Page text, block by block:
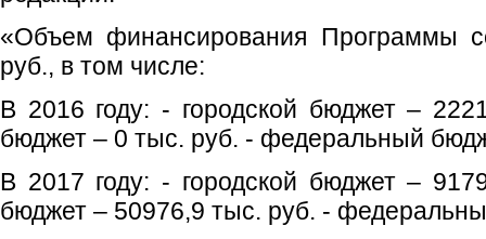
«Объем финансирования Программы
руб., в том числе:
В 2016 году: - городской бюджет –
бюджет – 0 тыс. руб. - федеральный
В 2017 году: - городской бюджет –
бюджет – 50976,9 тыс. руб. -